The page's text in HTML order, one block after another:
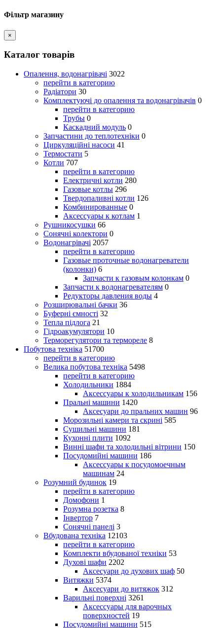
Фільтр магазину
×
Каталог товарів
Опалення, водонагрівачі 3022
перейти в категорию
Радіатори 30
Комплектуючі до опалення та водонагрівачів 0
перейти в категорию
Трубы 0
Каскадний модуль 0
Запчастини до теплотехніки 0
Циркуляційні насоси 41
Термостати 5
Котли 707
перейти в категорию
Електричні котли 280
Газовые котлы 296
Твердопаливні котли 126
Комбинированные 0
Аксессуары к котлам 1
Рушникосушки 66
Сонячні колектори 0
Водонагрівачі 2057
перейти в категорию
Газовые проточные водонагреватели
(колонки) 6
Запчасти к газовым колонкам 0
Запчасти к водонагревателям 0
Редукторы давления воды 4
Розширювальні бачки 36
Буферні ємності 32
Тепла підлога 21
Гідроакумулятори 10
Терморегулятори та термореле 8
Побутова техніка 51700
перейти в категорию
Велика побутова техніка 5498
перейти в категорию
Холодильники 1884
Аксессуары к холодильникам 156
Пральні машини 1420
Аксесуари до пральних машин 96
Морозильні камери та скрині 585
Сушильні машини 181
Кухонні плити 1092
Винні шафи та холодильні вітрини 150
Посудомийні машини 186
Аксессуары к посудомоечным
машинам 24
Розумний будинок 19
перейти в категорию
Домофони 1
Розумна розетка 8
Інвертор 7
Сонячні панелі 3
Вбудована техніка 12103
перейти в категорию
Комплекти вбудованої техніки 53
Духові шафи 2202
Аксесуари до духових шаф 50
Витяжки 5374
Аксесуари до витяжок 312
Варильні поверхні 3261
Аксессуары для варочных
поверхностей 19
Посудомийні машини 515